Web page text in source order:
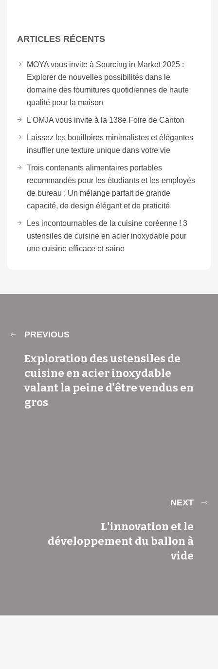
ARTICLES RÉCENTS
MOYA vous invite à Sourcing in Market 2025 :
Explorer de nouvelles possibilités dans le
domaine des fournitures quotidiennes de haute
qualité pour la maison
L'OMJA vous invite à la 138e Foire de Canton
Laissez les bouilloires minimalistes et élégantes
insuffler une texture unique dans votre vie
Trois contenants alimentaires portables
recommandés pour les étudiants et les employés
de bureau : Un mélange parfait de grande
capacité, de design élégant et de praticité
Les incontournables de la cuisine coréenne ! 3
ustensiles de cuisine en acier inoxydable pour
une cuisine efficace et saine
PREVIOUS
Exploration des ustensiles de
cuisine en acier inoxydable
valant la peine d'être vendus en
gros
NEXT
L'innovation et le
développement du ballon à
vide